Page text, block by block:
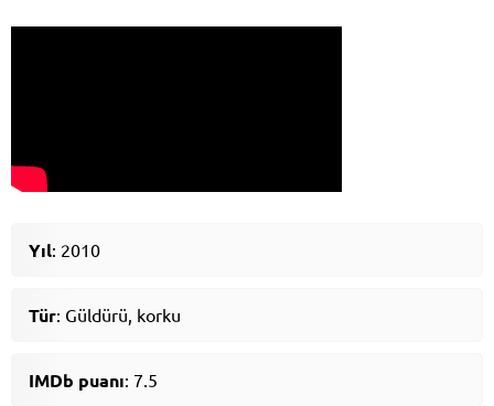
Yıl: 2010
Tür: Güldürü, korku
IMDb puanı: 7.5